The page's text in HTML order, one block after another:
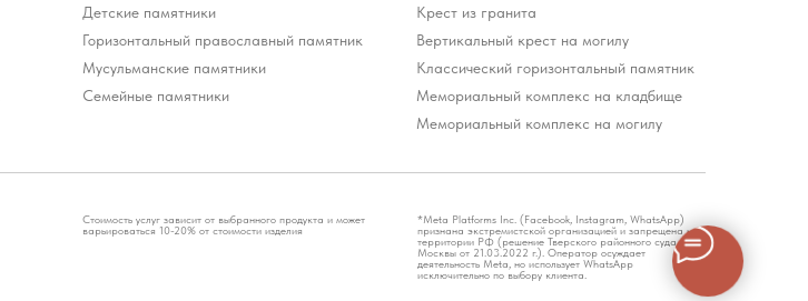
Детские памятники
Горизонтальный православный памятник
Мусульманские памятники
Семейные памятники
Крест из гранита
Вертикальный крест на могилу
Классический горизонтальный памятник
Мемориальный комплекс на кладбище
Мемориальный комплекс на могилу
Стоимость услуг зависит от выбранного продукта и может
варьироваться 10-20% от стоимости изделия
*Meta Platforms Inc. (Facebook, Instagram, WhatsApp)
признана экстремистской организацией и запрещена на
территории РФ (решение Тверского районного суда г.
Москвы от 21.03.2022 г.). Оператор осуждает
деятельность Meta, но использует WhatsApp
исключительно по выбору клиента.